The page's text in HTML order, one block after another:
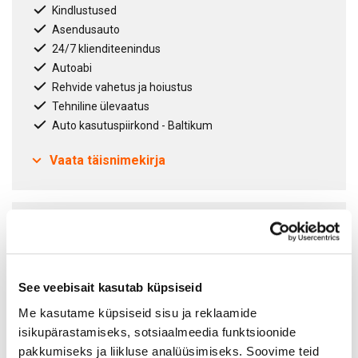
See veebisait kasutab küpsiseid
Me kasutame küpsiseid sisu ja reklaamide
isikupärastamiseks, sotsiaalmeedia funktsioonide
pakkumiseks ja liikluse analüüsimiseks. Soovime teid
Valgustusega, poleeritud terasest lävepakud
Jalakäijaohutusfunktsiooniga kapott
Kindlustused
Asendusauto
24/7 klienditeenindus
Autoabi
Rehvide vahetus ja hoiustus
Tehniline ülevaatus
Auto kasutuspiirkond - Baltikum
Vaata täisnimekirja
12 kuud
Paindlik leping